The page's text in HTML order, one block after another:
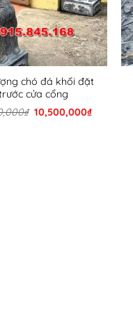
chó đá khối đặt
cửa cổng
₫ Giá
gốc
10,500,000₫Giá